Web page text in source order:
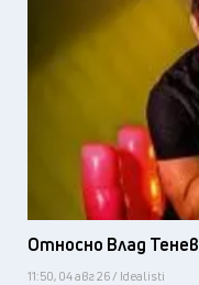
Относно Влад Тенев
11:50, 04 авг 26 / Idealisti